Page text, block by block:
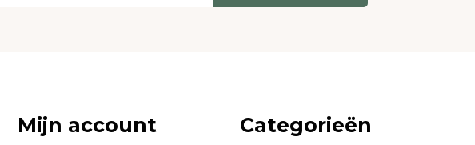
Mijn account Categorieën